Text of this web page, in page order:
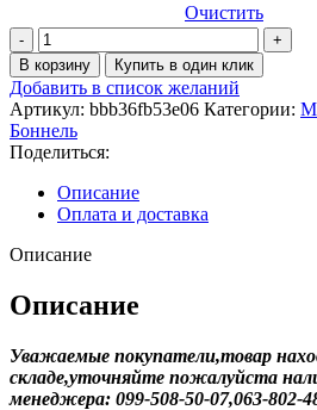
Очистить
Количество
товара
Матрас
Комфорт
кокос
плюс
Veles
h
26/
кг
В корзину Купить в один клик
Добавить в список желаний
Артикул: bbb36fb53e06 Категории:
Боннель
Поделиться:
Описание
Оплата и доставка
Описание
Описание
Уважаемые покупатели,товар
складе,уточняйте пожалуйста
менеджера: 099-508-50-07,063-802-